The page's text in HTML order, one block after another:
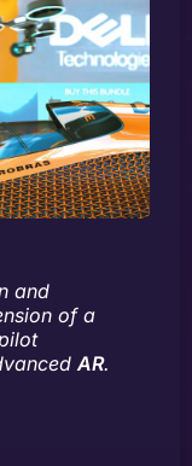
and
of a
AR.